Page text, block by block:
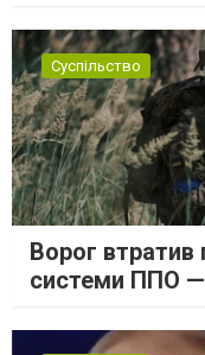
Суспільство
Ворог втратив
системи ППО